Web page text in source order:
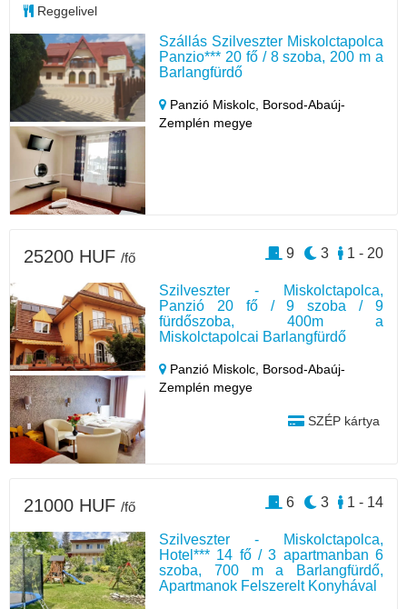
Szállás Szilveszter Miskolctapolca
Panzio*** 20 fő / 8 szoba, 200 m a
Barlangfürdő
Panzió Miskolc, Borsod-Abaúj-
Zemplén megye
Reggelivel
Szilveszter - Miskolctapolca,
Panzió 20 fő / 9 szoba / 9
fürdőszoba, 400m a
Miskolctapolcai Barlangfürdő
Panzió Miskolc, Borsod-Abaúj-
Zemplén megye
SZÉP kártya
25200 HUF /fő 1 - 20
3
9
Szilveszter - Miskolctapolca,
Hotel*** 14 fő / 3 apartmanban 6
szoba, 700 m a Barlangfürdő,
Apartmanok Felszerelt Konyhával
21000 HUF /fő 1 - 14
3
6